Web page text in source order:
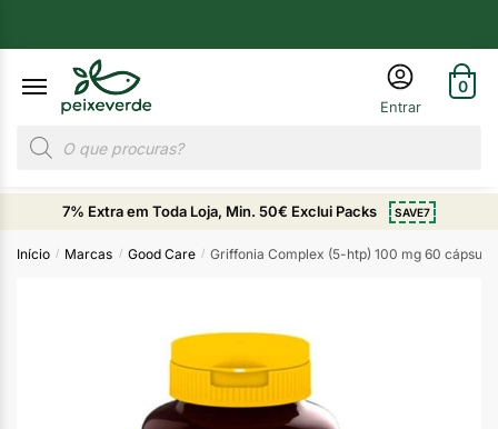
0
7% Extra em Toda Loja, Min. 50€ Exclui Packs SAVE7
Início / Marcas / Good Care / Griffonia Complex (5-htp) 100 mg 60